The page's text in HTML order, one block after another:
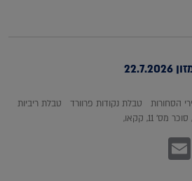
הסחורות טבלת נקודות פרוורד טבלת ריביות
Facebook